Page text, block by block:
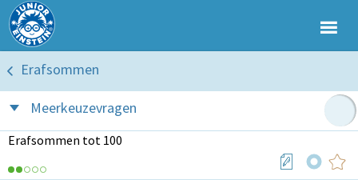
Erafsommen
Meerkeuzevragen
Erafsommen tot 100